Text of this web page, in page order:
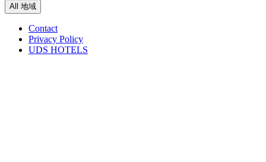
All 地域
Contact
Privacy Policy
UDS HOTELS